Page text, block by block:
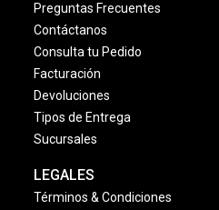
Preguntas Frecuentes
Contáctanos
Consulta tu Pedido
Facturación
Devoluciones
Tipos de Entrega
Sucursales
LEGALES
Términos & Condiciones